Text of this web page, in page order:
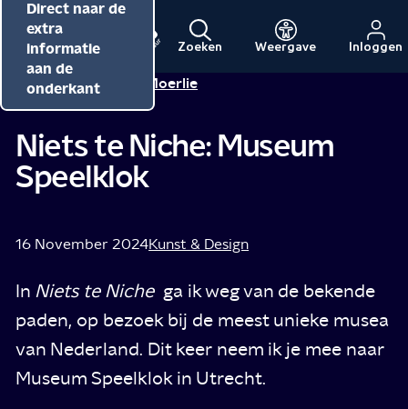
Direct naar de
inhoud
Direct naar de
hoofdnavigatie
Direct naar de
extra
informatie
aan de
onderkant
Menu
Naar
de
NPO
beginpagina
NPO
Cultuur
Zoeken Weergave Inloggen
Tip vanSeshiekela Moerlie
Niets te Niche: Museum
Speelklok
16 November 2024Kunst & Design
In Niets te Nichega ik weg van de bekende
paden, op bezoek bij de meest unieke musea
van Nederland. Dit keer neem ik je mee naar
Museum Speelklok in Utrecht.